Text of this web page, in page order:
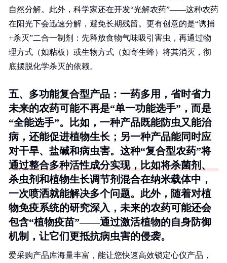
自然分解。此外，科学家还在开发“光解农药”——这种农药
在阳光下会迅速分解，避免长期残留。更有创意的是“诱捕
+杀灭”二合一制剂：先释放食物气味吸引害虫，再通过物
理方式（如粘板）或生物方式（如寄生蜂）将其消灭，彻
底摆脱化学杀灭的依赖。
五、多功能复合型产品：一药多用，省时省力
未来的农药可能不再是“单一功能选手”，而是
“全能选手”。比如，一种产品既能防虫又能治
病，还能促进植物生长；另一种产品能同时应
对干旱、盐碱和病虫害。这种“复合型农药”将
通过整合多种活性成分实现，比如将杀菌剂、
杀虫剂和植物生长调节剂混合在纳米载体中，
一次喷洒就能解决多个问题。此外，随着对植
物免疫系统的研究深入，未来的农药可能还会
包含“植物疫苗”——通过激活植物的自身防御
机制，让它们更抵抗病虫害的侵袭。
爱采购产品库海量丰富，能让您快速高效锁定心仪产品，